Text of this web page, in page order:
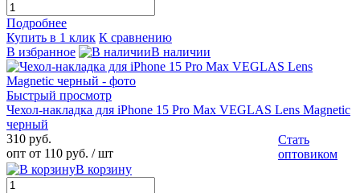
Подробнее
Купить в 1 клик К сравнению
В избранное
В наличии
Быстрый просмотр
Чехол-накладка для iPhone 15 Pro Max VEGLAS Lens Magnetic
черный
310 руб.
опт от 110 руб. / шт
Стать
оптовиком
В корзину